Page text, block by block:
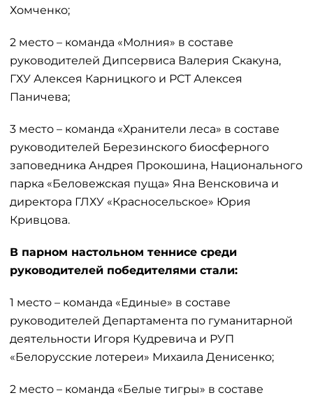
Хомченко;
2 место – команда «Молния» в составе
руководителей Дипсервиса Валерия Скакуна,
ГХУ Алексея Карницкого и РСТ Алексея
Паничева;
3 место – команда «Хранители леса» в составе
руководителей Березинского биосферного
заповедника Андрея Прокошина, Национального
парка «Беловежская пуща» Яна Венсковича и
директора ГЛХУ «Красносельское» Юрия
Кривцова.
В парном настольном теннисе среди
руководителей победителями стали:
1 место – команда «Единые» в составе
руководителей Департамента по гуманитарной
деятельности Игоря Кудревича и РУП
«Белорусские лотереи» Михаила Денисенко;
2 место – команда «Белые тигры» в составе